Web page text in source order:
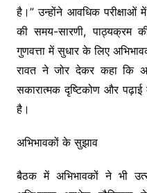
है।” उन्होंने आवधिक परीक्षाओं में
की समय-सारणी, पाठ्यक्रम
गुणवत्ता में सुधार के लिए
रावत ने जोर देकर कहा कि
सकारात्मक दृष्टिकोण और
है।
अभिभावकों के सुझाव
बैठक में अभिभावकों ने भी